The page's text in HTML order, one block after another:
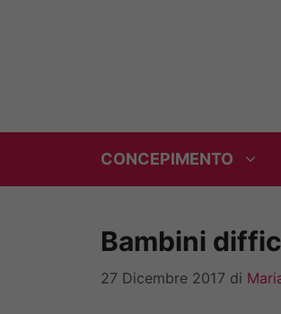
CONCEPIMENTO
Bambini
27 Dicembre 2017 di